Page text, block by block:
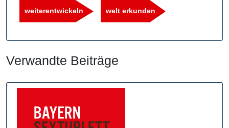
weiterentwickeln welt erkunden
Verwandte Beiträge